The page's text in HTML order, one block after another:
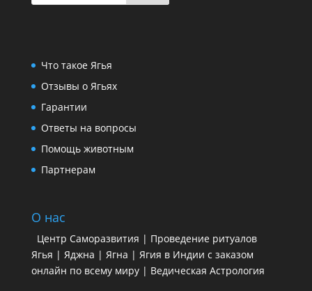
Что такое Ягья
Отзывы о Ягьях
Гарантии
Ответы на вопросы
Помощь животным
Партнерам
О нас
Центр Саморазвития | Проведение ритуалов
Ягья | Яджна | Ягна | Ягия в Индии с заказом
онлайн по всему миру | Ведическая Астрология